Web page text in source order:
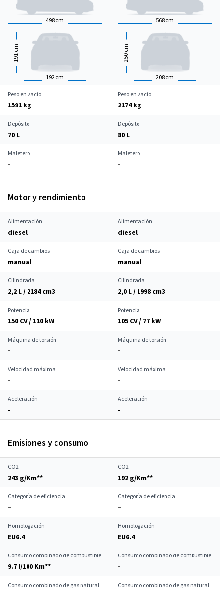
498 cm
192 cm
191
cm
568 cm
208 cm
250
cm
Peso en vacío
1591 kg
Peso en vacío
2174 kg
Depósito
70 L
Depósito
80 L
Maletero
-
Maletero
-
Motor y rendimiento
Alimentación
diesel
Alimentación
diesel
Caja de cambios
manual
Caja de cambios
manual
Cilindrada
2,2 L / 2184 cm3
Cilindrada
2,0 L / 1998 cm3
Potencia
150 CV / 110 kW
Potencia
105 CV / 77 kW
Máquina de torsión
-
Máquina de torsión
-
Velocidad máxima
-
Velocidad máxima
-
Aceleración
-
Aceleración
-
Emisiones y consumo
CO2
243 g/Km**
CO2
192 g/Km**
Categoría de eficiencia
–
Categoría de eficiencia
–
Homologación
EU6.4
Homologación
EU6.4
Consumo combinado de combustible
9.7 l/100 Km**
Consumo combinado de combustible
-
Consumo combinado de gas natural Consumo combinado de gas natural